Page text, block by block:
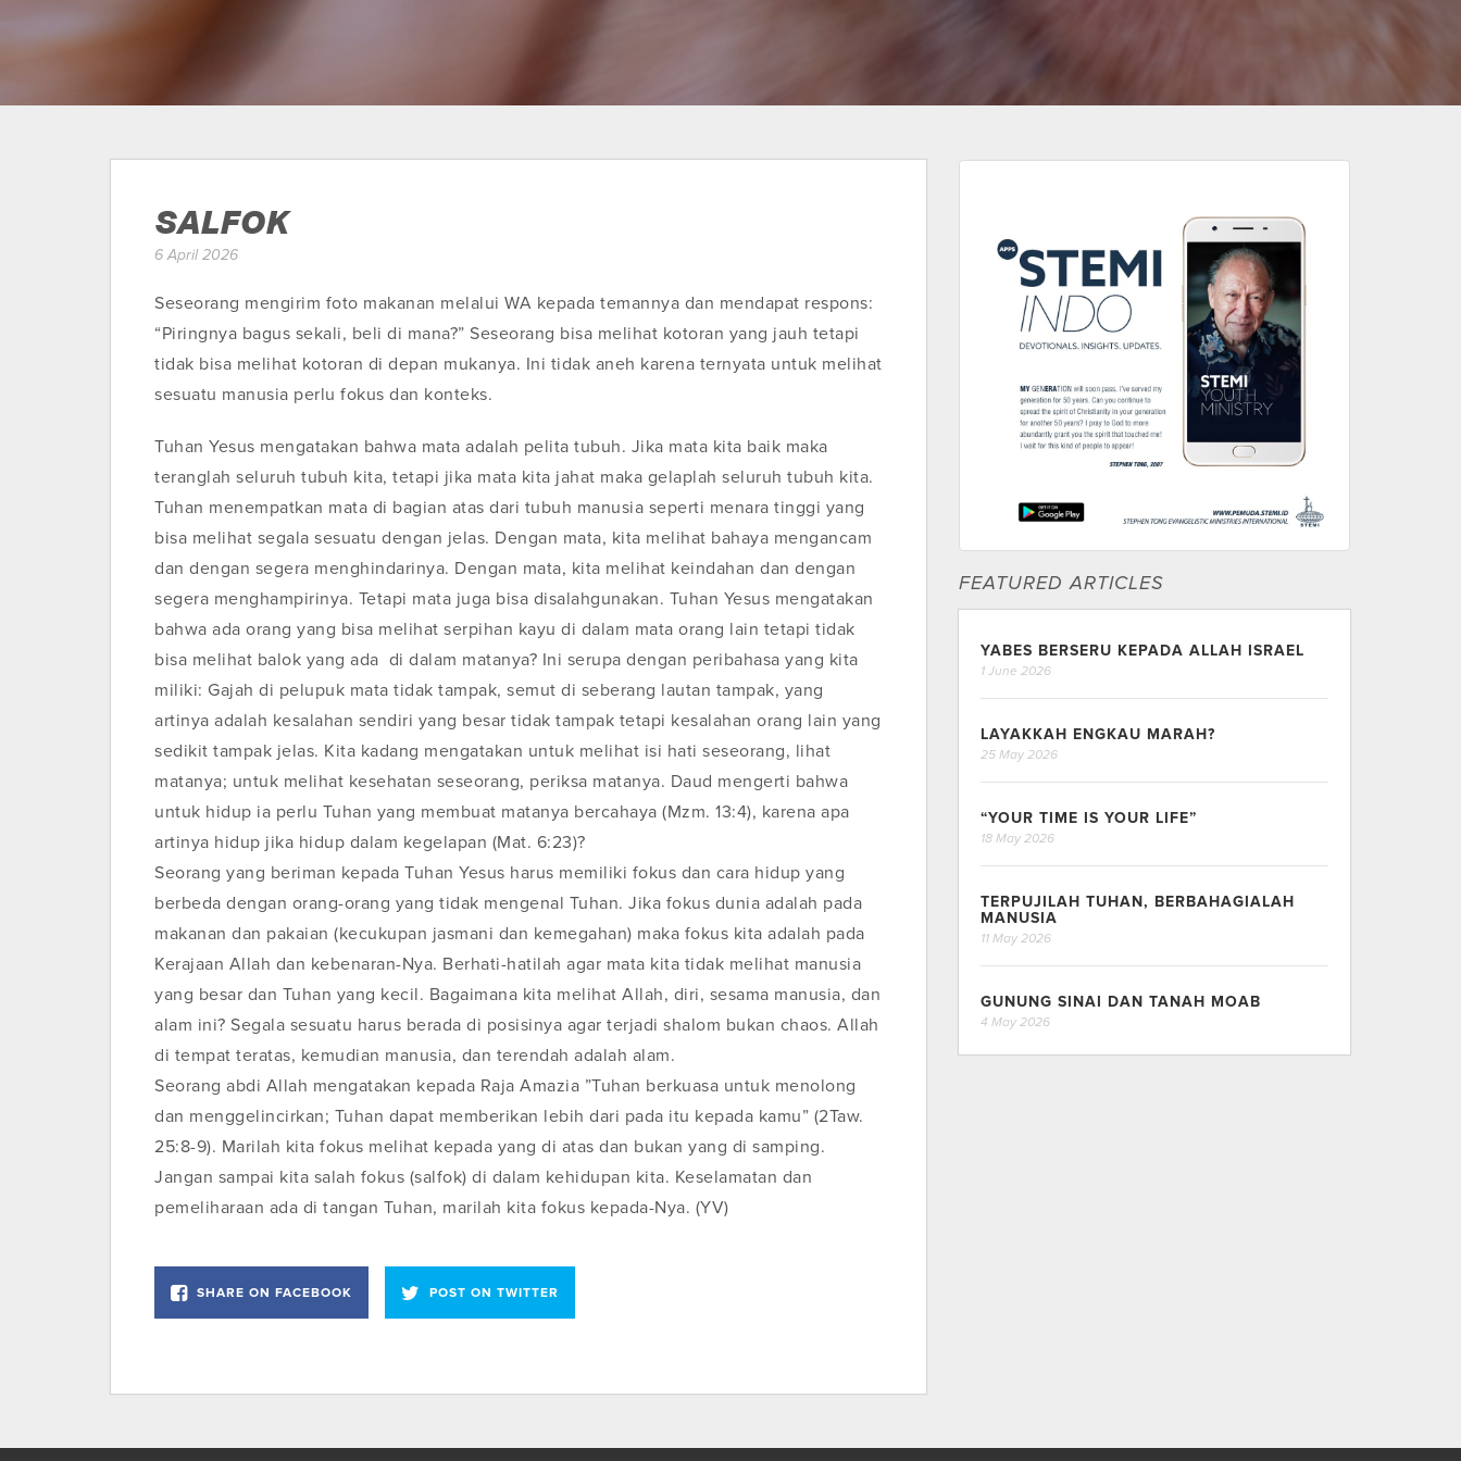
SALFOK
6 April 2026
Seseorang mengirim foto makanan melalui WA kepada temannya dan mendapat respons:
“Piringnya bagus sekali, beli di mana?” Seseorang bisa melihat kotoran yang jauh tetapi
tidak bisa melihat kotoran di depan mukanya. Ini tidak aneh karena ternyata untuk melihat
sesuatu manusia perlu fokus dan konteks.
Tuhan Yesus mengatakan bahwa mata adalah pelita tubuh. Jika mata kita baik maka
teranglah seluruh tubuh kita, tetapi jika mata kita jahat maka gelaplah seluruh tubuh kita.
Tuhan menempatkan mata di bagian atas dari tubuh manusia seperti menara tinggi yang
bisa melihat segala sesuatu dengan jelas. Dengan mata, kita melihat bahaya mengancam
dan dengan segera menghindarinya. Dengan mata, kita melihat keindahan dan dengan
segera menghampirinya. Tetapi mata juga bisa disalahgunakan. Tuhan Yesus mengatakan
bahwa ada orang yang bisa melihat serpihan kayu di dalam mata orang lain tetapi tidak
bisa melihat balok yang ada di dalam matanya? Ini serupa dengan peribahasa yang kita
miliki: Gajah di pelupuk mata tidak tampak, semut di seberang lautan tampak, yang
artinya adalah kesalahan sendiri yang besar tidak tampak tetapi kesalahan orang lain yang
sedikit tampak jelas. Kita kadang mengatakan untuk melihat isi hati seseorang, lihat
matanya; untuk melihat kesehatan seseorang, periksa matanya. Daud mengerti bahwa
untuk hidup ia perlu Tuhan yang membuat matanya bercahaya (Mzm. 13:4), karena apa
artinya hidup jika hidup dalam kegelapan (Mat. 6:23)?
Seorang yang beriman kepada Tuhan Yesus harus memiliki fokus dan cara hidup yang
berbeda dengan orang-orang yang tidak mengenal Tuhan. Jika fokus dunia adalah pada
makanan dan pakaian (kecukupan jasmani dan kemegahan) maka fokus kita adalah pada
Kerajaan Allah dan kebenaran-Nya. Berhati-hatilah agar mata kita tidak melihat manusia
yang besar dan Tuhan yang kecil. Bagaimana kita melihat Allah, diri, sesama manusia, dan
alam ini? Segala sesuatu harus berada di posisinya agar terjadi shalom bukan chaos. Allah
di tempat teratas, kemudian manusia, dan terendah adalah alam.
Seorang abdi Allah mengatakan kepada Raja Amazia ”Tuhan berkuasa untuk menolong
dan menggelincirkan; Tuhan dapat memberikan lebih dari pada itu kepada kamu” (2Taw.
25:8-9). Marilah kita fokus melihat kepada yang di atas dan bukan yang di samping.
Jangan sampai kita salah fokus (salfok) di dalam kehidupan kita. Keselamatan dan
pemeliharaan ada di tangan Tuhan, marilah kita fokus kepada-Nya. (YV)
SHARE ON FACEBOOK POST ON TWITTER
FEATURED ARTICLES
YABES BERSERU KEPADA ALLAH ISRAEL
1 June 2026
LAYAKKAH ENGKAU MARAH?
25 May 2026
“YOUR TIME IS YOUR LIFE”
18 May 2026
TERPUJILAH TUHAN, BERBAHAGIALAH
MANUSIA
11 May 2026
GUNUNG SINAI DAN TANAH MOAB
4 May 2026